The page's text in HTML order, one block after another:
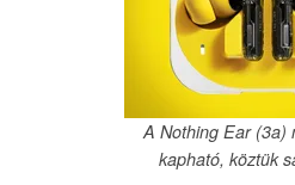
A Nothing Ear (3a)
kapható, köztük